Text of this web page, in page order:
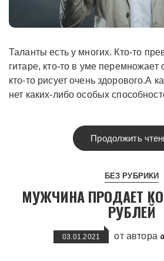
Таланты есть у многих. Кто-то превосходно бренчит на
гитаре, кто-то в уме
кто-то рисует очень здорового.А
нет каких-либо особых
Продолжить
БЕЗ РУБРИКИ
МУЖЧИНА ПРОДАЕТ
РУБЛЕЙ
03.01.2021 от автора